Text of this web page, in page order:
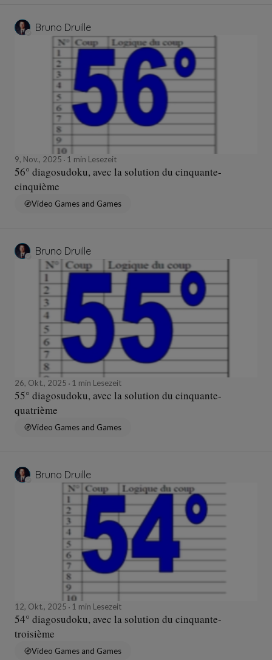
Bruno Druille
9, Nov., 2025 1 min Lesezeit
56° diagosudoku, avec la solution du cinquante-
cinquième
Video Games and Games
Bruno Druille
26, Okt., 2025 1 min Lesezeit
55° diagosudoku, avec la solution du cinquante-
quatrième
Video Games and Games
Bruno Druille
12, Okt., 2025 1 min Lesezeit
54° diagosudoku, avec la solution du cinquante-
troisième
Video Games and Games